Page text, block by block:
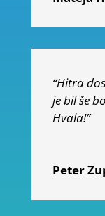
“Hitra
je bil še
Hvala!”
Peter